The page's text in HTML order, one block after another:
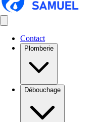
Contact
Plomberie
Débouchage